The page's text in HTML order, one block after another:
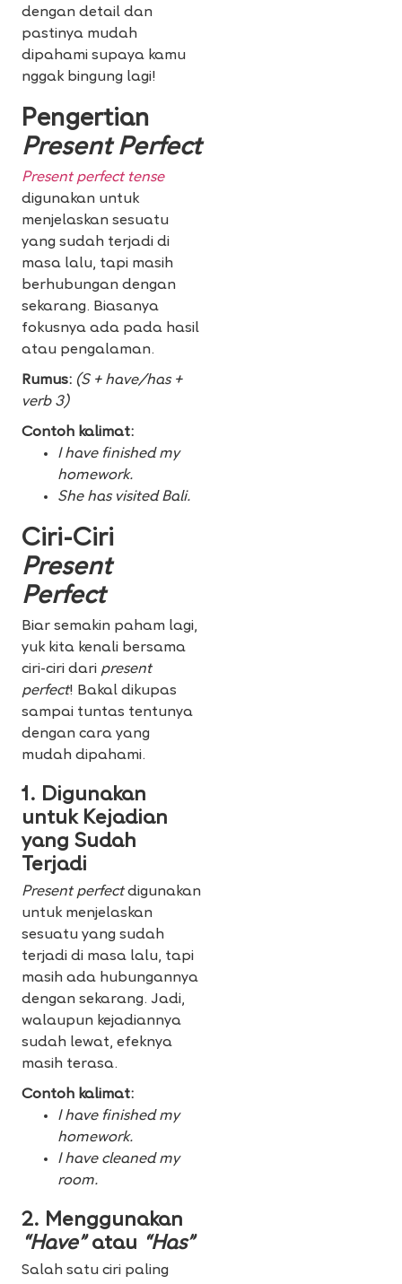
dengan detail dan
pastinya mudah
dipahami supaya kamu
nggak bingung lagi!
Pengertian
Present Perfect
Present perfect tense
digunakan untuk
menjelaskan sesuatu
yang sudah terjadi di
masa lalu, tapi masih
berhubungan dengan
sekarang. Biasanya
fokusnya ada pada hasil
atau pengalaman.
Rumus: (S + have/has +
verb 3)
Contoh kalimat:
I have finished my
homework.
She has visited Bali.
Ciri-Ciri
Present
Perfect
Biar semakin paham lagi,
yuk kita kenali bersama
ciri-ciri dari present
perfect! Bakal dikupas
sampai tuntas tentunya
dengan cara yang
mudah dipahami.
1. Digunakan
untuk Kejadian
yang Sudah
Terjadi
Present perfectdigunakan
untuk menjelaskan
sesuatu yang sudah
terjadi di masa lalu, tapi
masih ada hubungannya
dengan sekarang. Jadi,
walaupun kejadiannya
sudah lewat, efeknya
masih terasa.
Contoh kalimat:
I have finished my
homework.
I have cleaned my
room.
2. Menggunakan
“Have” atau “Has”
Salah satu ciri paling